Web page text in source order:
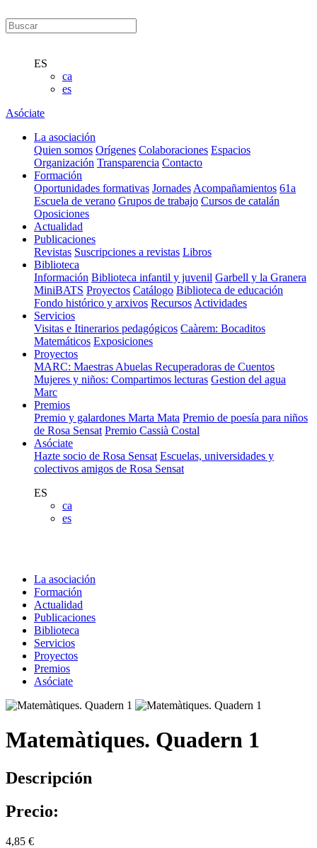
ES
ca
es
Asóciate
La asociación
Quien somos Orígenes Colaboraciones Espacios
Organización Transparencia Contacto
Formación
Oportunidades formativas Jornades Acompañamientos 61a
Escuela de verano Grupos de trabajo Cursos de catalán
Oposiciones
Actualidad
Publicaciones
Revistas Suscripciones a revistas Libros
Biblioteca
Información Biblioteca infantil y juvenil Garbell y la Granera
MiniBATS Proyectos Catálogo Biblioteca de educación
Fondo histórico y arxivos Recursos Actividades
Servicios
Visitas e Itinerarios pedagógicos Caàrem: Bocaditos
Matemáticos Exposiciones
Proyectos
MARC: Maestras Abuelas Recuperadoras de Cuentos
Mujeres y niños: Compartimos lecturas Gestion del agua
Marc
Premios
Premio y galardones Marta Mata Premio de poesía para niños
de Rosa Sensat Premio Cassià Costal
Asóciate
Hazte socio de Rosa Sensat Escuelas, universidades y
colectivos amigos de Rosa Sensat
ES
ca
es
La asociación
Formación
Actualidad
Publicaciones
Biblioteca
Servicios
Proyectos
Premios
Asóciate
Matemàtiques. Quadern 1
Descripción
Precio:
4,85 €